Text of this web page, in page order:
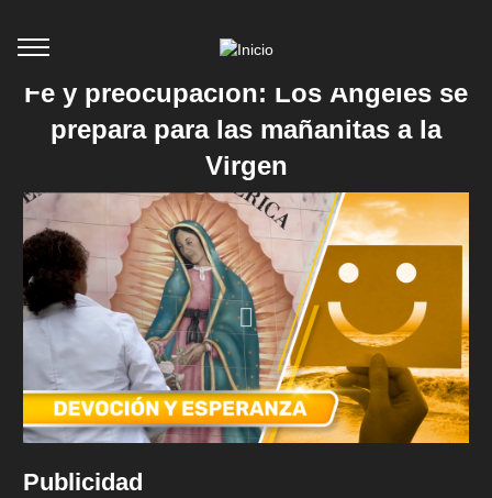
Fe y preocupación: Los Ángeles se
prepara para las mañanitas a la
Virgen
Publicidad